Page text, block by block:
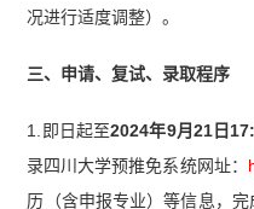
况进行适度调整）。
三、申请、复试、录取程序
1.即日起至2024年9月21日
录四川大学预推免系统网址：
历（含申报专业）等信息，